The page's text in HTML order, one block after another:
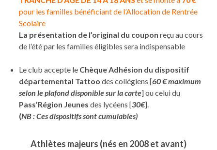
pour les familles bénéficiant de l’Allocation de Rentrée
Scolaire
La présentation de l’original du coupon reçu au cours
de l’été par les familles éligibles sera indispensable
Le club accepte le Chèque Adhésion du dispositif
départemental Tattoo des collégiens [60 € maximum
selon le plafond disponible sur la carte] ou celui du
Pass’Région Jeunes des lycéens [30€].
(NB : Ces dispositifs sont cumulables)
Athlètes majeurs (nés en 2008 et avant)